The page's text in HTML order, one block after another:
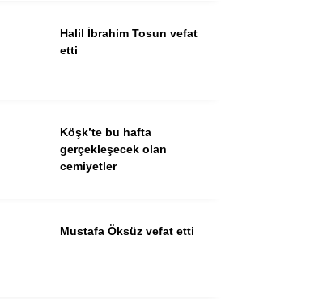
Sağlık
Halil İbrahim Tosun vefat
etti
Köşk’te bu hafta
gerçekleşecek olan
cemiyetler
Mustafa Öksüz vefat etti